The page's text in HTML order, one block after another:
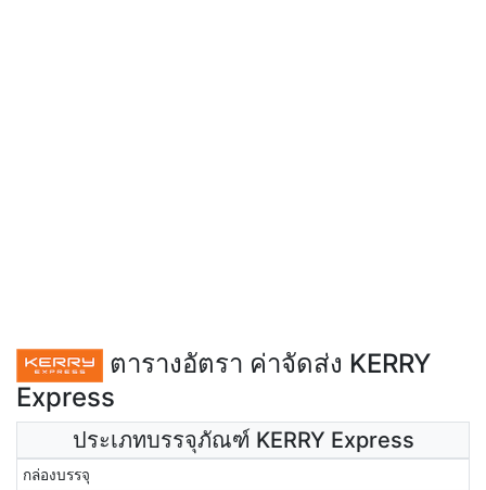
ตารางอัตรา ค่าจัดส่ง KERRY
Express
ประเภทบรรจุภัณฑ์ KERRY Express
กล่องบรรจุ